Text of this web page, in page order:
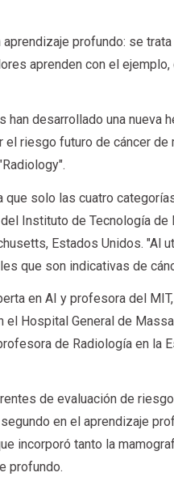
profundo: se
aprenden con el ejemplo,
desarrollado una nueva
riesgo futuro de cáncer de
solo las cuatro
Instituto de Tecnología
Estados Unidos. "Al
que son indicativas de
en AI y profesora del
Hospital General de
de Radiología en la
de evaluación de
en el aprendizaje
incorporó tanto la
profundo.